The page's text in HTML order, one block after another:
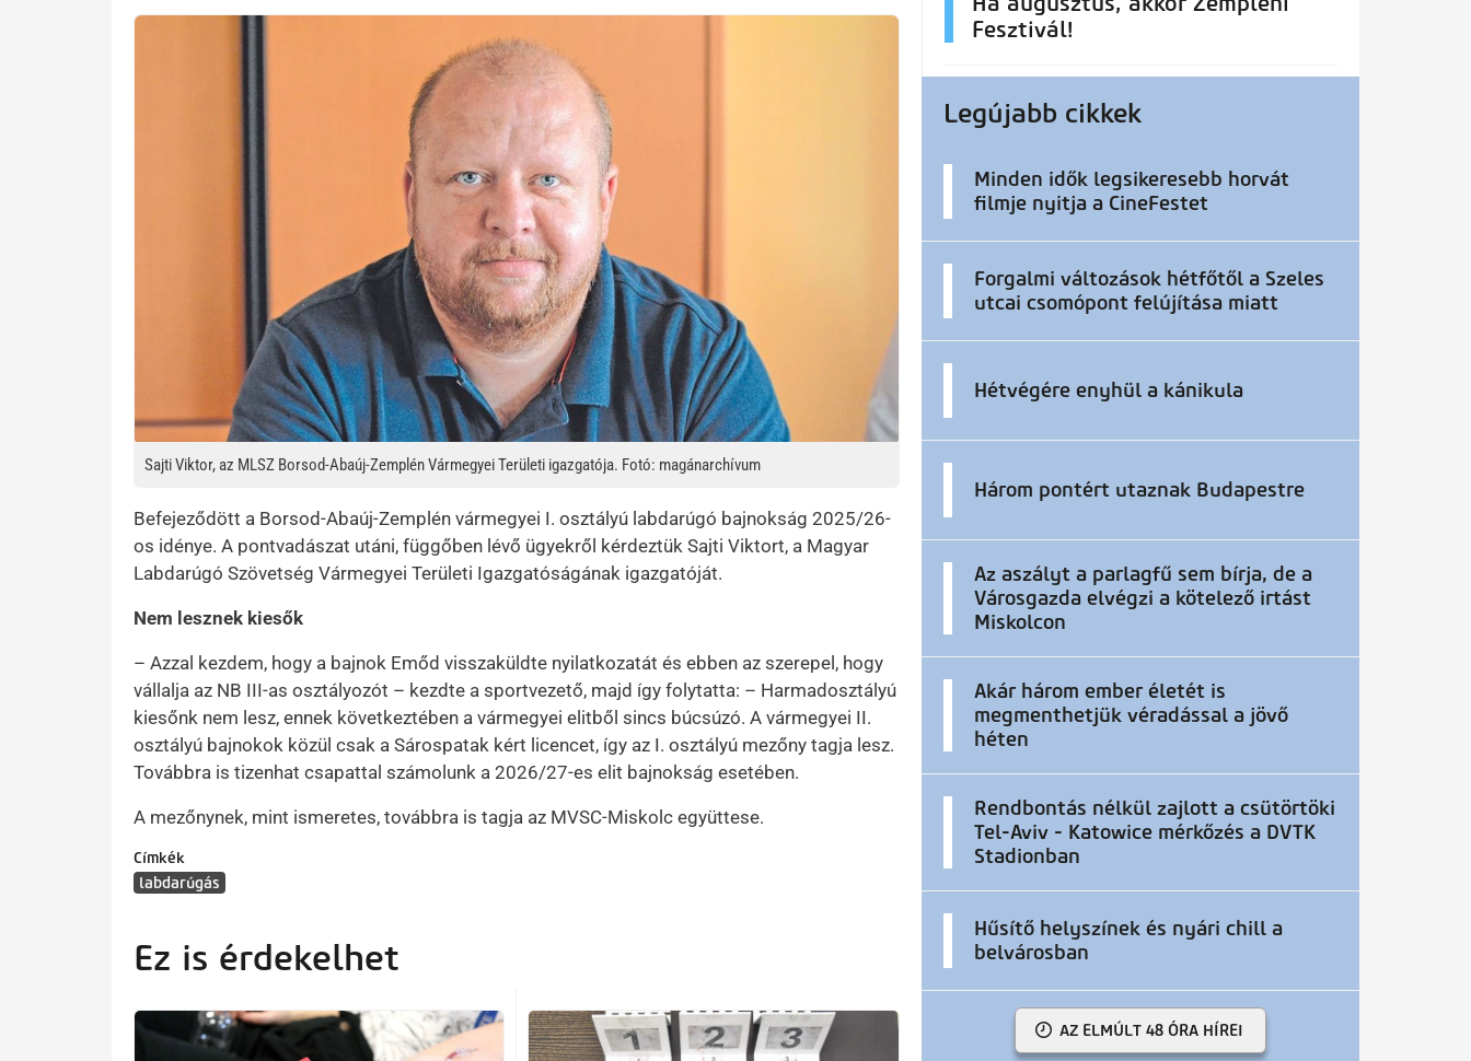
Kép
Sajti Viktor, az MLSZ Borsod-Abaúj-Zemplén Vármegyei Területi igazgatója. Fotó: magánarchívum
Befejeződött a Borsod-Abaúj-Zemplén vármegyei I. osztályú labdarúgó bajnokság 2025/26-
os idénye. A pontvadászat utáni, függőben lévő ügyekről kérdeztük Sajti Viktort, a Magyar
Labdarúgó Szövetség Vármegyei Területi Igazgatóságának igazgatóját.
Nem lesznek kiesők
– Azzal kezdem, hogy a bajnok Emőd visszaküldte nyilatkozatát és ebben az szerepel, hogy
vállalja az NB III-as osztályozót – kezdte a sportvezető, majd így folytatta: – Harmadosztályú
kiesőnk nem lesz, ennek következtében a vármegyei elitből sincs búcsúzó. A vármegyei II.
osztályú bajnokok közül csak a Sárospatak kért licencet, így az I. osztályú mezőny tagja lesz.
Továbbra is tizenhat csapattal számolunk a 2026/27-es elit bajnokság esetében.
A mezőnynek, mint ismeretes, továbbra is tagja az MVSC-Miskolc együttese.
Címkék
labdarúgás
Ez is érdekelhet
Fesztivál!
Legújabb cikkek
Minden idők legsikeresebb horvát
filmje nyitja a CineFestet
Forgalmi változások hétfőtől a Szeles
utcai csomópont felújítása miatt
Hétvégére enyhül a kánikula
Három pontért utaznak Budapestre
Az aszályt a parlagfű sem bírja, de a
Városgazda elvégzi a kötelező irtást
Miskolcon
Akár három ember életét is
megmenthetjük véradással a jövő
héten
Rendbontás nélkül zajlott a csütörtöki
Tel-Aviv - Katowice mérkőzés a DVTK
Stadionban
Hűsítő helyszínek és nyári chill a
belvárosban
AZ ELMÚLT 48 ÓRA HÍREI